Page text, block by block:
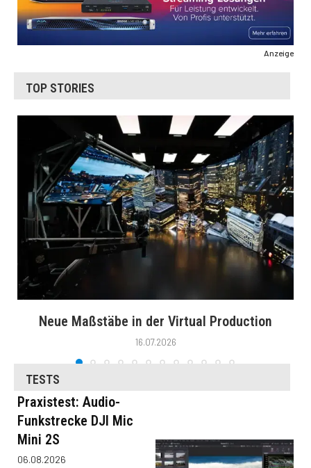
Anzeige
TOP STORIES
Neue Maßstäbe in der Virtual Production
16.07.2026
TESTS
Praxistest: Audio-
Funkstrecke DJI Mic
Mini 2S
06.08.2026